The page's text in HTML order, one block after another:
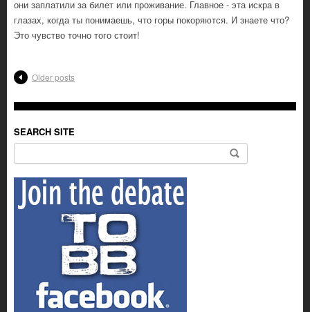
они заплатили за билет или проживание. Главное - эта искра в
глазах, когда ты понимаешь, что горы покоряются. И знаете что?
Это чувство точно того стоит!
Older posts
SEARCH SITE